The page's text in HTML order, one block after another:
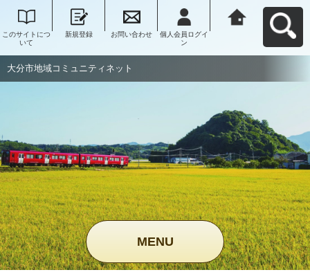
このサイトにつ
いて
新規登録 お問い合わせ
個人会員ログイ
ン
大分市地域コミュニティネット
MENU